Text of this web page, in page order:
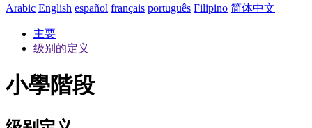
Arabic English español français português Filipino 简体中文
主要
级别的定义
小學階段